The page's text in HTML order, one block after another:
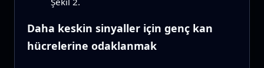
Daha keskin sinyaller için genç kan
hücrelerine odaklanmak